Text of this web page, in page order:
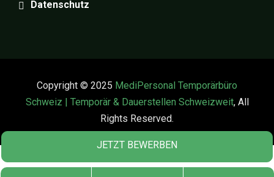
JETZT BEWERBEN
Datenschutz
Copyright © 2025 MediPersonal Temporärbüro
Schweiz | Temporär & Dauerstellen Schweizweit, All
Rights Reserved.